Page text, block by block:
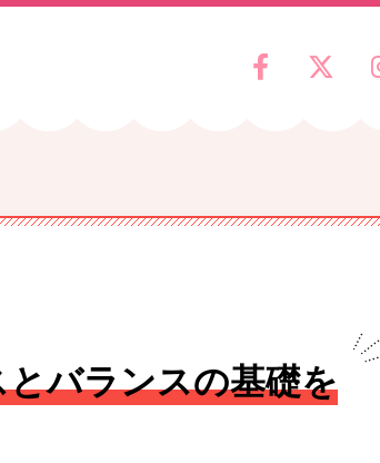
バランスの基礎を